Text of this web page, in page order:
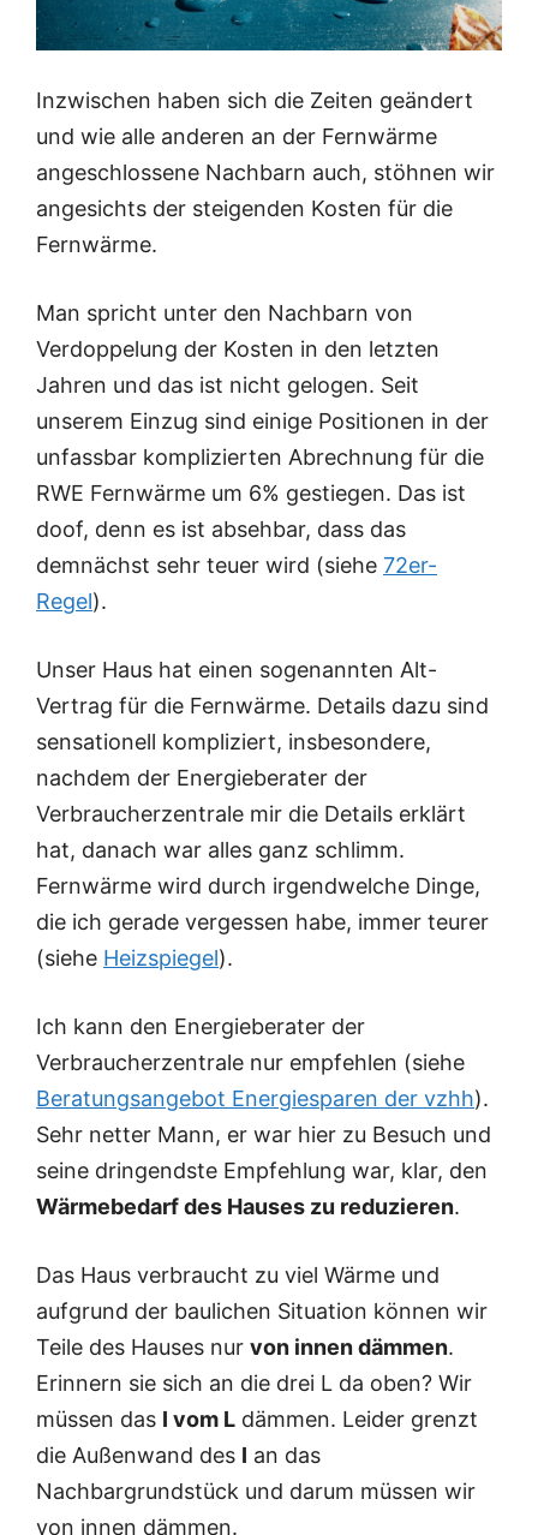
Inzwischen haben sich die Zeiten geändert
und wie alle anderen an der Fernwärme
angeschlossene Nachbarn auch, stöhnen wir
angesichts der steigenden Kosten für die
Fernwärme.
Man spricht unter den Nachbarn von
Verdoppelung der Kosten in den letzten
Jahren und das ist nicht gelogen. Seit
unserem Einzug sind einige Positionen in der
unfassbar komplizierten Abrechnung für die
RWE Fernwärme um 6% gestiegen. Das ist
doof, denn es ist absehbar, dass das
demnächst sehr teuer wird (siehe 72er-
Regel).
Unser Haus hat einen sogenannten Alt-
Vertrag für die Fernwärme. Details dazu sind
sensationell kompliziert, insbesondere,
nachdem der Energieberater der
Verbraucherzentrale mir die Details erklärt
hat, danach war alles ganz schlimm.
Fernwärme wird durch irgendwelche Dinge,
die ich gerade vergessen habe, immer teurer
(siehe Heizspiegel).
Ich kann den Energieberater der
Verbraucherzentrale nur empfehlen (siehe
Beratungsangebot Energiesparen der vzhh).
Sehr netter Mann, er war hier zu Besuch und
seine dringendste Empfehlung war, klar, den
Wärmebedarf des Hauses zu reduzieren.
Das Haus verbraucht zu viel Wärme und
aufgrund der baulichen Situation können wir
Teile des Hauses nur von innen dämmen.
Erinnern sie sich an die drei L da oben? Wir
müssen das I vom L dämmen. Leider grenzt
die Außenwand des I an das
Nachbargrundstück und darum müssen wir
von innen dämmen.